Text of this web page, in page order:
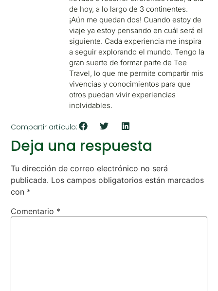
de hoy, a lo largo de 3 continentes.
¡Aún me quedan dos! Cuando estoy de
viaje ya estoy pensando en cuál será el
siguiente. Cada experiencia me inspira
a seguir explorando el mundo. Tengo la
gran suerte de formar parte de Tee
Travel, lo que me permite compartir mis
vivencias y conocimientos para que
otros puedan vivir experiencias
inolvidables.
Compartir artículo:
Deja una respuesta
Tu dirección de correo electrónico no será
publicada. Los campos obligatorios están marcados
con *
Comentario *